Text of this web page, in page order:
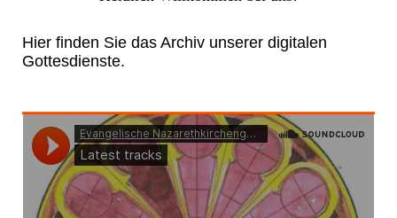
Hier finden Sie das Archiv unserer digitalen
Gottesdienste.